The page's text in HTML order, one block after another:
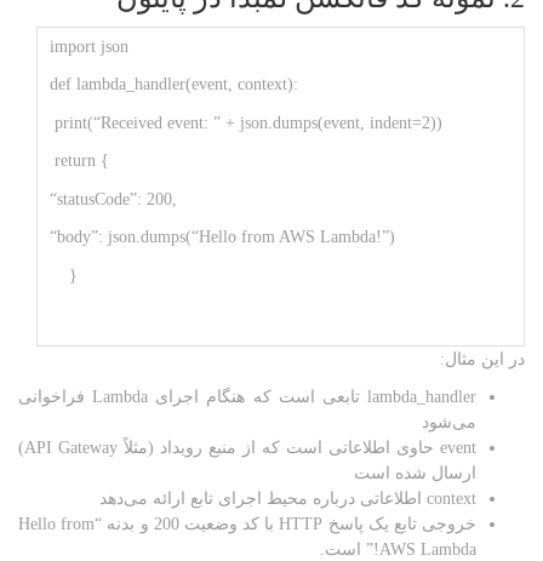
import json
def lambda_handler(event, context):
print(“Received event: ” + json.dumps(event, indent=2))
return {
“statusCode”: 200,
“body”: json.dumps(“Hello from AWS Lambda!”)
}
در این مثال:
lambda_handler تابعی است که هنگام اجرای Lambda فراخوانی
می‌شود
event حاوی اطلاعاتی است که از منبع رویداد (مثلاً API Gateway)
ارسال شده است
context اطلاعاتی درباره محیط اجرای تابع ارائه می‌دهد
خروجی تابع یک پاسخ HTTP با کد وضعیت 200 و بدنه “Hello from
AWS Lambda!” است.